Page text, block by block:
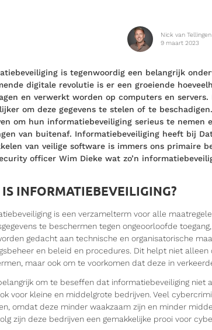
Nick van Tellingen
9 maart 2023
is tegenwoordig een belangrijk
digitale revolutie is er een groeiende
en verwerkt worden op computers en
om deze gegevens te stelen of te
om hun informatiebeveiliging serieus te nemen
van buitenaf. Informatiebeveiliging heeft bij
van veilige software is immers ons primaire
officer Wim Dieke wat zo’n
IS INFORMATIEBEVEILIGING?
is een verzamelterm voor alle
te beschermen tegen ongeoorloofde
gedacht aan technische en organisatorische
en beleid en procedures. Dit helpt niet alleen
maar ook om te voorkomen dat deze in
om te beseffen dat informatiebeveiliging niet
voor kleine en middelgrote bedrijven. Veel
omdat deze minder waakzaam zijn en minder
zijn deze bedrijven een gemakkelijke prooi voor